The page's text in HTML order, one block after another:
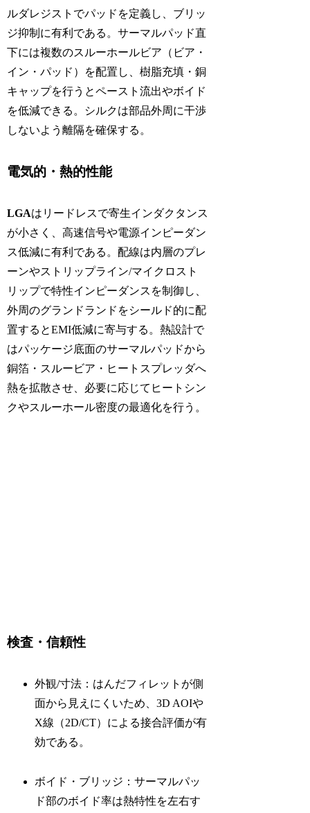
ルダレジストでパッドを定義し、ブリッ
ジ抑制に有利である。サーマルパッド直
下には複数のスルーホールビア（ビア・
イン・パッド）を配置し、樹脂充填・銅
キャップを行うとペースト流出やボイド
を低減できる。シルクは部品外周に干渉
しないよう離隔を確保する。
電気的・熱的性能
LGAはリードレスで寄生インダクタンス
が小さく、高速信号や電源インピーダン
ス低減に有利である。配線は内層のプレ
ーンやストリップライン/マイクロスト
リップで特性インピーダンスを制御し、
外周のグランドランドをシールド的に配
置するとEMI低減に寄与する。熱設計で
はパッケージ底面のサーマルパッドから
銅箔・スルービア・ヒートスプレッダへ
熱を拡散させ、必要に応じてヒートシン
クやスルーホール密度の最適化を行う。
検査・信頼性
外観/寸法：はんだフィレットが側
面から見えにくいため、3D AOIや
X線（2D/CT）による接合評価が有
効である。
ボイド・ブリッジ：サーマルパッ
ド部のボイド率は熱特性を左右す